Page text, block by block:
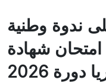
ندوة وطنية
شهادة
دورة 2026